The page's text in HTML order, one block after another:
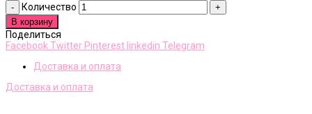
Количество
В корзину
Поделиться
Facebook Twitter Pinterest linkedin Telegram
Доставка и оплата
Доставка и оплата